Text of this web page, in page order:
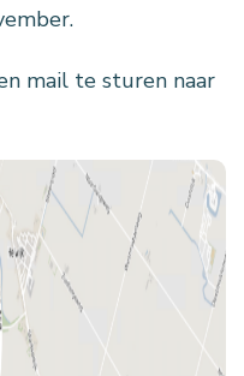
mail te sturen naar